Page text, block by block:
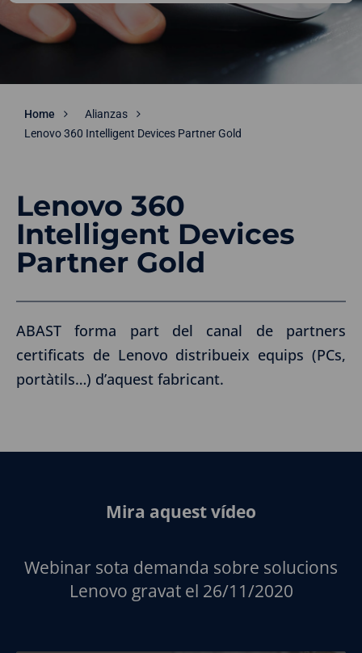
Home
Alianzas
Lenovo 360 Intelligent Devices Partner Gold
Lenovo 360
Intelligent Devices
Partner Gold
ABAST forma part del canal de partners
certificats de Lenovo distribueix equips (PCs,
portàtils…) d’aquest fabricant.
Mira aquest vídeo
Webinar sota demanda sobre solucions
Lenovo gravat el 26/11/2020